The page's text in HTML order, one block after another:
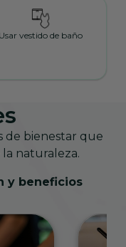
Usar vestido de baño
de bienestar que
naturaleza.
y beneficios